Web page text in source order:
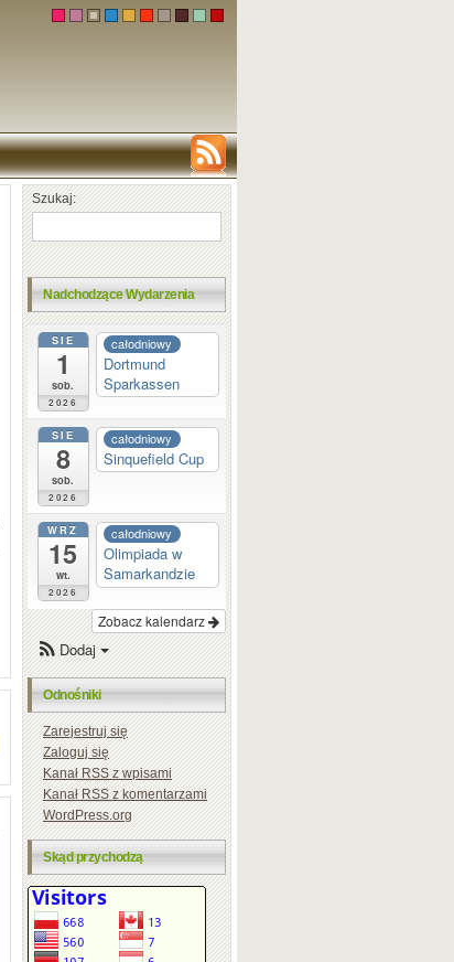
Szukaj:
Nadchodzące Wydarzenia
SIE
1
sob.
2026
całodniowy
Dortmund
Sparkassen
SIE
8
sob.
2026
całodniowy
Sinquefield Cup
WRZ
15
wt.
2026
całodniowy
Olimpiada w
Samarkandzie
Zobacz kalendarz
Dodaj
Odnośniki
Zarejestruj się
Zaloguj się
KanałRSSz wpisami
KanałRSSz komentarzami
WordPress.org
Skąd przychodzą